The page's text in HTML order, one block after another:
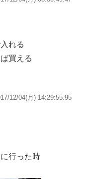
れる
買える
12/04(月) 14:29:55.95
行った時